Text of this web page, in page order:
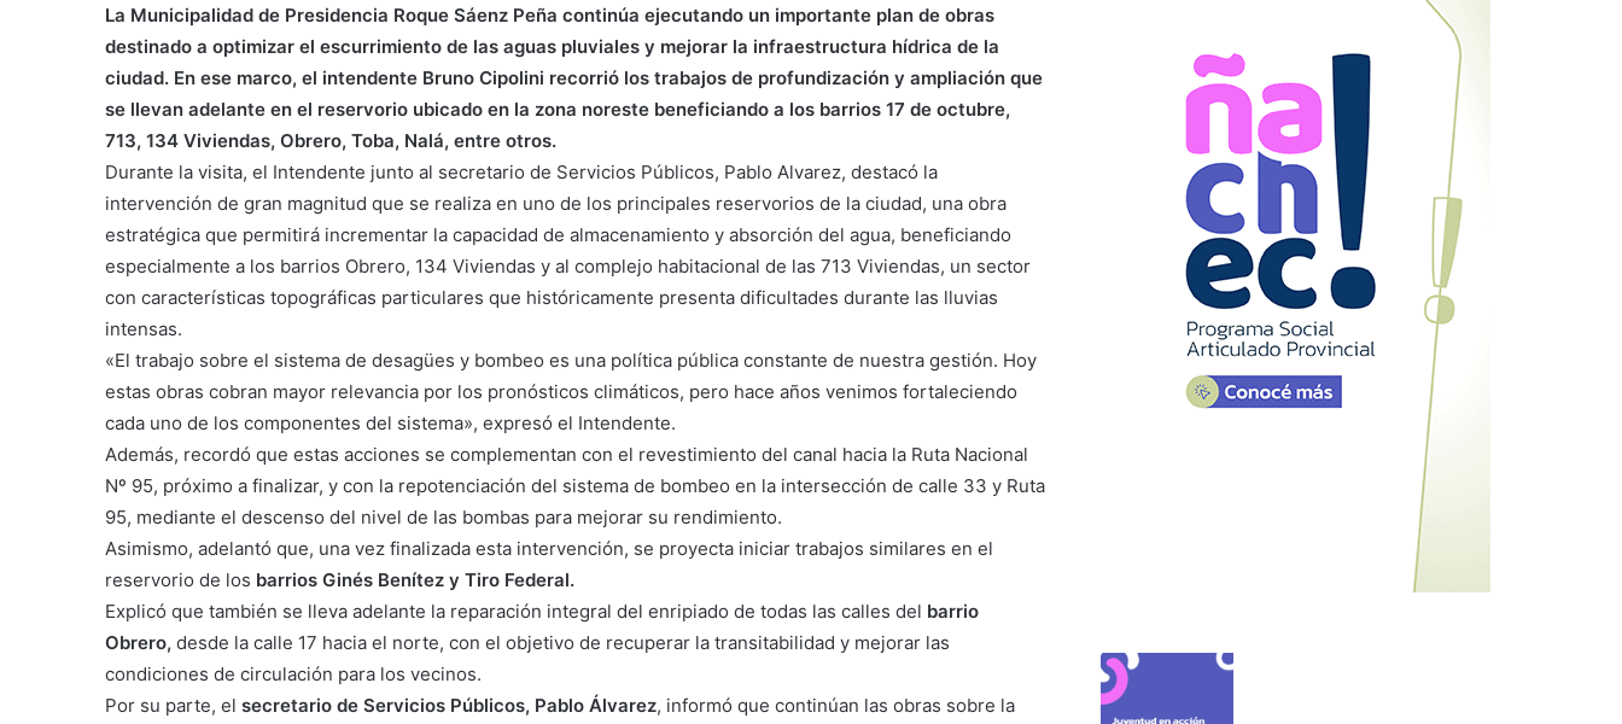
La Municipalidad de Presidencia Roque Sáenz Peña continúa ejecutando un importante plan de obras
destinado a optimizar el escurrimiento de las aguas pluviales y mejorar la infraestructura hídrica de la
ciudad. En ese marco, el intendente Bruno Cipolini recorrió los trabajos de profundización y ampliación que
se llevan adelante en el reservorio ubicado en la zona noreste beneficiando a los barrios 17 de octubre,
713, 134 Viviendas, Obrero, Toba, Nalá, entre otros.
Durante la visita, el Intendente junto al secretario de Servicios Públicos, Pablo Alvarez, destacó la
intervención de gran magnitud que se realiza en uno de los principales reservorios de la ciudad, una obra
estratégica que permitirá incrementar la capacidad de almacenamiento y absorción del agua, beneficiando
especialmente a los barrios Obrero, 134 Viviendas y al complejo habitacional de las 713 Viviendas, un sector
con características topográficas particulares que históricamente presenta dificultades durante las lluvias
intensas.
«El trabajo sobre el sistema de desagües y bombeo es una política pública constante de nuestra gestión. Hoy
estas obras cobran mayor relevancia por los pronósticos climáticos, pero hace años venimos fortaleciendo
cada uno de los componentes del sistema», expresó el Intendente.
Además, recordó que estas acciones se complementan con el revestimiento del canal hacia la Ruta Nacional
Nº 95, próximo a finalizar, y con la repotenciación del sistema de bombeo en la intersección de calle 33 y Ruta
95, mediante el descenso del nivel de las bombas para mejorar su rendimiento.
Asimismo, adelantó que, una vez finalizada esta intervención, se proyecta iniciar trabajos similares en el
reservorio de los barrios Ginés Benítez y Tiro Federal.
Explicó que también se lleva adelante la reparación integral del enripiado de todas las calles del barrio
Obrero, desde la calle 17 hacia el norte, con el objetivo de recuperar la transitabilidad y mejorar las
condiciones de circulación para los vecinos.
Por su parte, el secretario de Servicios Públicos, Pablo Álvarez, informó que continúan las obras sobre la